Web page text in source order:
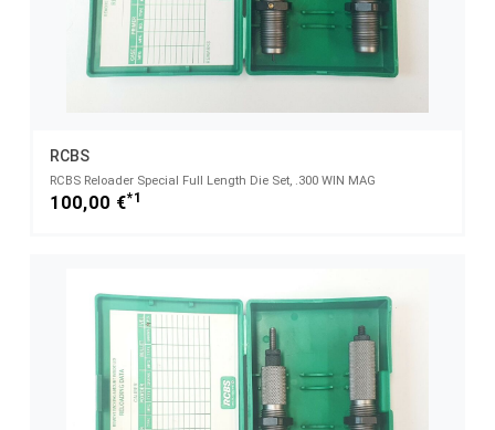
RCBS
RCBS Reloader Special Full Length Die Set, .300 WIN MAG
100,00 €*1